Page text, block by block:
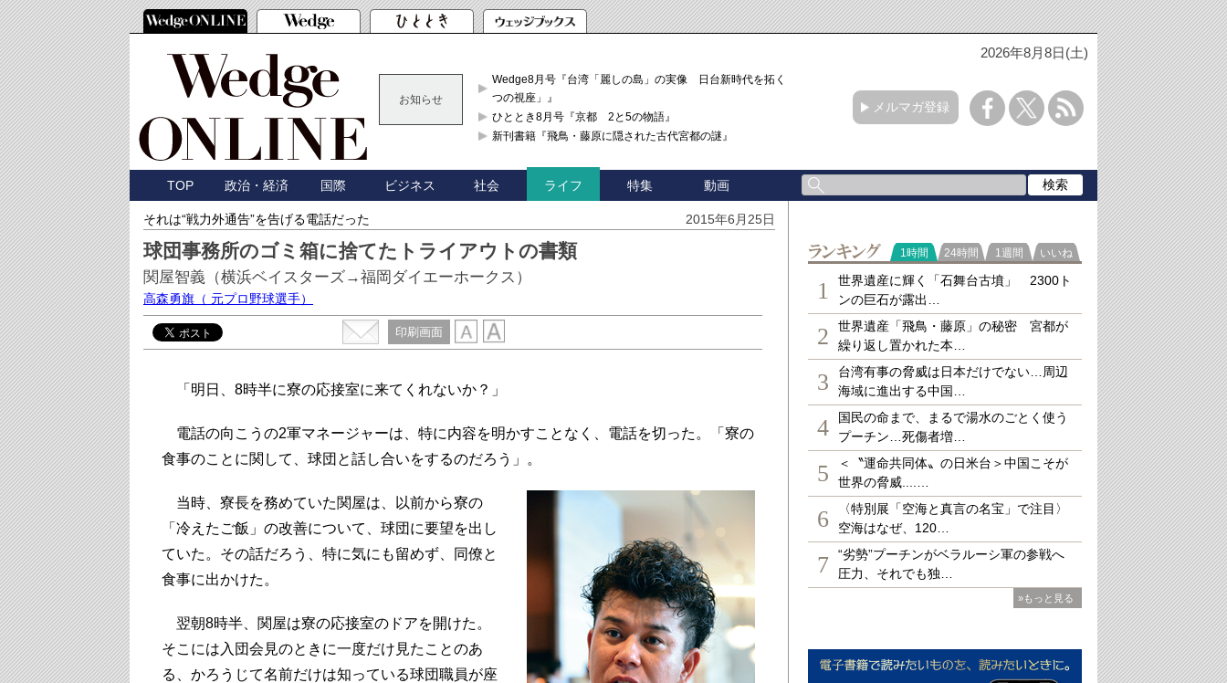
2026年8月8日(土)
お知らせ
Wedge8月号『台湾「麗しの島」の実像 日台新時代を拓く「3
つの視座」』
ひととき8月号『京都 2と5の物語』
新刊書籍『飛鳥・藤原に隠された古代宮都の謎』
メルマガ登録
TOP 政治・経済 国際 ビジネス 社会 ライフ 特集 動画
それは“戦力外通告”を告げる電話だった 2015年6月25日
球団事務所のゴミ箱に捨てたトライアウトの書類
関屋智義（横浜ベイスターズ→福岡ダイエーホークス）
高森勇旗 （ 元プロ野球選手）
印刷画面
「明日、8時半に寮の応接室に来てくれないか？」
電話の向こうの2軍マネージャーは、特に内容を明かすことなく、電話を切った。「寮の
食事のことに関して、球団と話し合いをするのだろう」。
当時、寮長を務めていた関屋は、以前から寮の
「冷えたご飯」の改善について、球団に要望を出し
ていた。その話だろう、特に気にも留めず、同僚と
食事に出かけた。
翌朝8時半、関屋は寮の応接室のドアを開けた。
そこには入団会見のときに一度だけ見たことのあ
る、かろうじて名前だけは知っている球団職員が座
ランキング
1時間 24時間 1週間 いいね
1
世界遺産に輝く「石舞台古墳」 2300ト
ンの巨石が露出…
2
世界遺産「飛鳥・藤原」の秘密 宮都が
繰り返し置かれた本…
3
台湾有事の脅威は日本だけでない…周辺
海域に進出する中国…
4
国民の命まで、まるで湯水のごとく使う
プーチン…死傷者増…
5
＜〝運命共同体〟の日米台＞中国こそが
世界の脅威....…
6
〈特別展「空海と真言の名宝」で注目〉
空海はなぜ、120…
7
“劣勢”プーチンがベラルーシ軍の参戦へ
圧力、それでも独…
»もっと見る